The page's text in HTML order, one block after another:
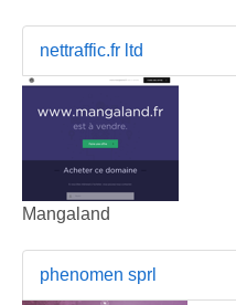
nettraffic.fr ltd
Mangaland
phenomen sprl